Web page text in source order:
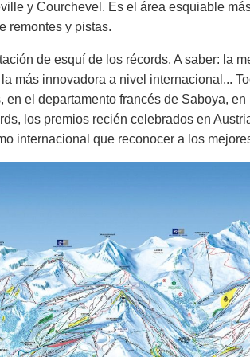
y Courchevel. Es el área esquiable
remontes y pistas.
de esquí de los récords. A saber: la
más innovadora a nivel internacional...
en el departamento francés de Saboya,
los premios recién celebrados en
internacional que reconocer a los